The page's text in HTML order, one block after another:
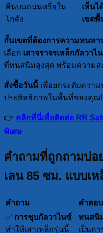
คืนบนถนนหรือใน
โกดัง
เห็นไ
เขตพื้
กั้นเขตที่ต้องการความทนท
เลือก เสาจราจรเหล็กกัลวาไ
ที่ทนสนิมสูงสุด พร้อมความส
สั่งซื้อวันนี้เพื่อยกระดับควา
ประสิทธิภาพในพื้นที่ของคุณ!
👉 คลิกที่นี่เพื่อติดต่อ RR
พิเศษ
คำถามที่ถูกถามบ่อ
เลน 85 ซม. แบบเ
คำถาม
คำตอ
✅ การชุบกัลวาไนซ์
ทำให้เสาเหล็กรุ่นนี้
ทนสนิ
เป็นกา